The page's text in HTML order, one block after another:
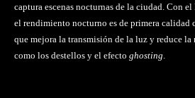
captura escenas nocturnas de la ciudad. Con
el rendimiento nocturno es de primera calidad
que mejora la transmisión de la luz y reduce
como los destellos y el efecto ghosting.